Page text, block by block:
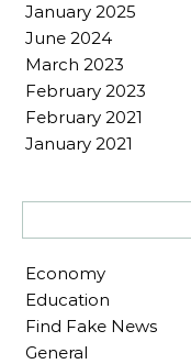
January 2025
June 2024
March 2023
February 2023
February 2021
January 2021
Economy
Education
Find Fake News
General